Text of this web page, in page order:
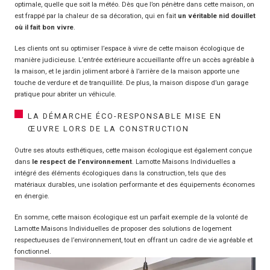
optimale, quelle que soit la météo. Dès que l’on pénètre dans cette maison, on
est frappé par la chaleur de sa décoration, qui en fait un véritable nid douillet
où il fait bon vivre.
Les clients ont su optimiser l’espace à vivre de cette maison écologique de
manière judicieuse. L’entrée extérieure accueillante offre un accès agréable à
la maison, et le jardin joliment arboré à l’arrière de la maison apporte une
touche de verdure et de tranquillité. De plus, la maison dispose d’un garage
pratique pour abriter un véhicule.
LA DÉMARCHE ÉCO-RESPONSABLE MISE EN
ŒUVRE LORS DE LA CONSTRUCTION
Outre ses atouts esthétiques, cette maison écologique est également conçue
dans le respect de l’environnement. Lamotte Maisons Individuelles a
intégré des éléments écologiques dans la construction, tels que des
matériaux durables, une isolation performante et des équipements économes
en énergie.
En somme, cette maison écologique est un parfait exemple de la volonté de
Lamotte Maisons Individuelles de proposer des solutions de logement
respectueuses de l’environnement, tout en offrant un cadre de vie agréable et
fonctionnel.